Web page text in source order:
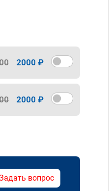
2000 ₽
2000 ₽
вопрос